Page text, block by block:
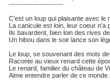
-----------------------
C’est un loup qui plaisante avec le
La canicule est loin, leur coeur n’a
Ils bavardent, bien loin des rives de
Un hibou dans le soir lance son
Le loup, se souvenant des mots de
Raconte au vieux renard cette
Le renard, familier du château de
Aime entendre parler de ce monde